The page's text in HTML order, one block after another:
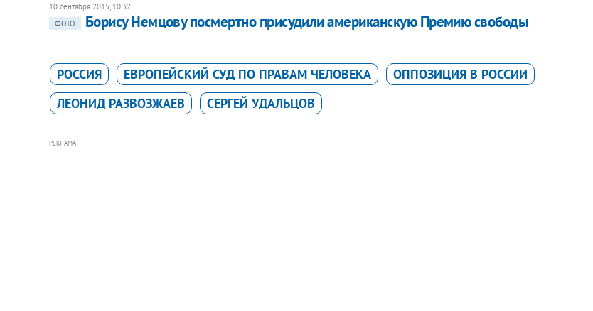
10 сентября 2015, 10:32
ФОТО
Борису Немцову посмертно присудили американскую Премию свободы
РОССИЯ ЕВРОПЕЙСКИЙ СУД ПО ПРАВАМ ЧЕЛОВЕКА
ОППОЗИЦИЯ В РОССИИ
ЛЕОНИД РАЗВОЗЖАЕВ
СЕРГЕЙ УДАЛЬЦОВ
РЕКЛАМА